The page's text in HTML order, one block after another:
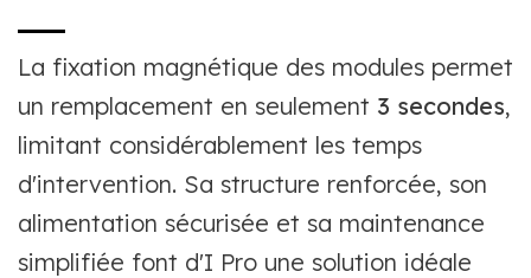
La fixation magnétique des modules permet
un remplacement en seulement 3 secondes,
limitant considérablement les temps
d'intervention. Sa structure renforcée, son
alimentation sécurisée et sa maintenance
simplifiée font d'I Pro une solution idéale